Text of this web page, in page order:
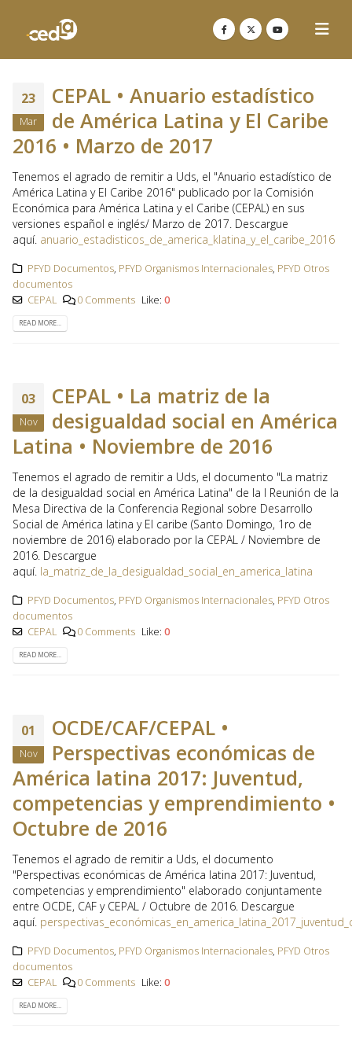
23
Mar
CEPAL • Anuario estadístico
de América Latina y El Caribe
2016 • Marzo de 2017
Tenemos el agrado de remitir a Uds, el "Anuario estadístico de
América Latina y El Caribe 2016" publicado por la Comisión
Económica para América Latina y el Caribe (CEPAL) en sus
versiones español e inglés/ Marzo de 2017. Descargue
aquí. anuario_estadisticos_de_america_klatina_y_el_caribe_2016
PFYD Documentos, PFYD Organismos Internacionales, PFYD Otros
documentos
CEPAL
0 Comments Like:0
READ MORE...
03
Nov
CEPAL • La matriz de la
desigualdad social en América
Latina • Noviembre de 2016
Tenemos el agrado de remitir a Uds, el documento "La matriz
de la desigualdad social en América Latina" de la I Reunión de la
Mesa Directiva de la Conferencia Regional sobre Desarrollo
Social de América latina y El caribe (Santo Domingo, 1ro de
noviembre de 2016) elaborado por la CEPAL / Noviembre de
2016. Descargue
aquí. la_matriz_de_la_desigualdad_social_en_america_latina
PFYD Documentos, PFYD Organismos Internacionales, PFYD Otros
documentos
CEPAL
0 Comments Like:0
READ MORE...
01
Nov
OCDE/CAF/CEPAL •
Perspectivas económicas de
América latina 2017: Juventud,
competencias y emprendimiento •
Octubre de 2016
Tenemos el agrado de remitir a Uds, el documento
"Perspectivas económicas de América latina 2017: Juventud,
competencias y emprendimiento" elaborado conjuntamente
entre OCDE, CAF y CEPAL / Octubre de 2016. Descargue
aquí.
PFYD Documentos, PFYD Organismos Internacionales, PFYD Otros
documentos
CEPAL
0 Comments Like:0
READ MORE...